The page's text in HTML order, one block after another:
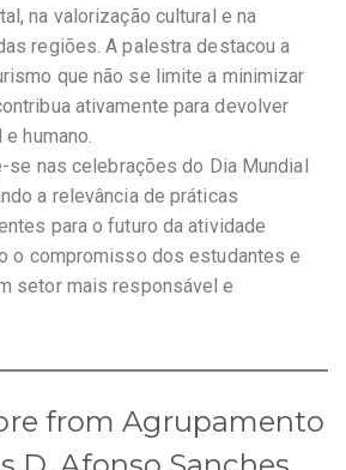
na valorização cultural e na
regiões. A palestra destacou a
que não se limite a minimizar
ativamente para devolver
humano.
se nas celebrações do Dia Mundial
a relevância de práticas
para o futuro da atividade
o compromisso dos estudantes e
setor mais responsável e
from Agrupamento